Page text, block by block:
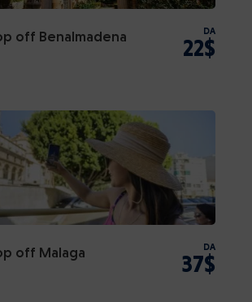
off Benalmadena DA
22$
off Malaga DA
37$